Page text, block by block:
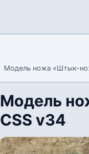
Модель ножа «Штык-
Модель
CSS v34